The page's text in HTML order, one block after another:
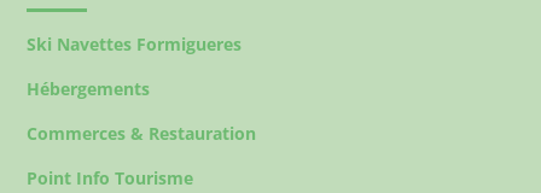
Ski Navettes Formigueres
Hébergements
Commerces & Restauration
Point Info Tourisme